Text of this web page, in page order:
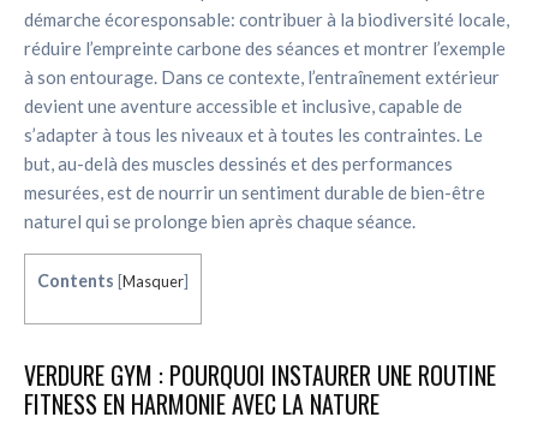
démarche écoresponsable: contribuer à la biodiversité locale,
réduire l’empreinte carbone des séances et montrer l’exemple
à son entourage. Dans ce contexte, l’entraînement extérieur
devient une aventure accessible et inclusive, capable de
s’adapter à tous les niveaux et à toutes les contraintes. Le
but, au-delà des muscles dessinés et des performances
mesurées, est de nourrir un sentiment durable de bien-être
naturel qui se prolonge bien après chaque séance.
Contents [Masquer]
VERDURE GYM : POURQUOI INSTAURER UNE ROUTINE
FITNESS EN HARMONIE AVEC LA NATURE